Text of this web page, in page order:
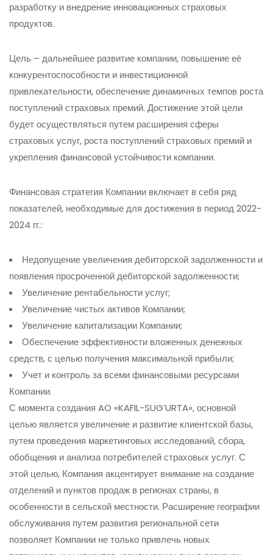
разработку и внедрение инновационных страховых
продуктов.
Цель – дальнейшее развитие компании, повышение её
конкурентоспособности и инвестиционной
привлекательности, обеспечение динамичных темпов роста
поступлений страховых премий. Достижение этой цели
будет осуществляться путем расширения сферы
страховых услуг, роста поступлений страховых премий и
укрепления финансовой устойчивости компании.
Финансовая стратегия Компании включает в себя ряд
показателей, необходимые для достижения в период 2022-
2024 гг.:
Недопущение увеличения дебиторской задолженности и
появления просроченной дебиторской задолженности;
Увеличение рентабельности услуг;
Увеличение чистых активов Компании;
Увеличение капитализации Компании;
Обеспечение эффективности вложенных денежных
средств, с целью получения максимальной прибыли;
Учет и контроль за всеми финансовыми ресурсами
Компании.
С момента создания AO «KAFIL-SUG’URTA», основной
целью является увеличение и развитие клиентской базы,
путем проведения маркетинговых исследований, сбора,
обобщения и анализа потребителей страховых услуг. С
этой целью, Компания акцентирует внимание на создание
отделений и пунктов продаж в регионах страны, в
особенности в сельской местности. Расширение географии
обслуживания путем развития региональной сети
позволяет Компании не только привлечь новых